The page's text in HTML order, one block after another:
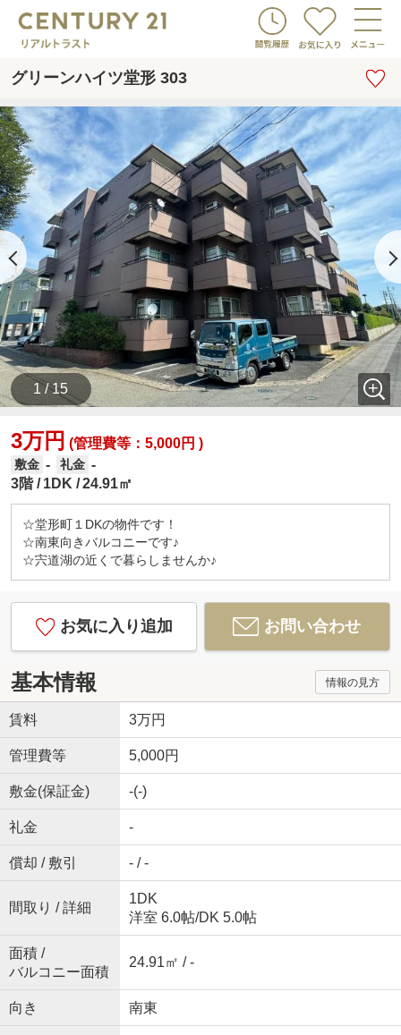
グリーンハイツ堂形 303
1 / 15
3万円 (管理費等：5,000円 )
敷金 - 礼金 -
3階
1DK 24.91㎡
☆堂形町１DKの物件です！
☆南東向きバルコニーです♪
☆宍道湖の近くで暮らしませんか♪
お気に入り追加 お問い合わせ
基本情報 情報の見方
賃料 3万円
管理費等 5,000円
敷金(保証金) -(-)
礼金 -
償却 / 敷引 - / -
間取り / 詳細
1DK
洋室 6.0帖/DK 5.0帖
面積 /
バルコニー面積
24.91㎡ / -
向き 南東